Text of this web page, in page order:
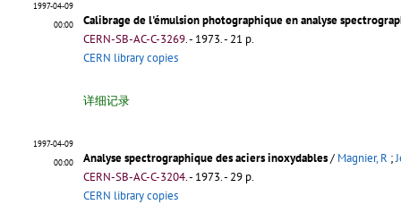
1997-04-09
00:00
Calibrage de l'émulsion photographique en analyse
CERN-SB-AC-C-3269.- 1973. - 21 p.
CERN library copies
详细记录
1997-04-09
00:00
Analyse spectrographique des aciers inoxydables/ Magnier, R ;
CERN-SB-AC-C-3204.- 1973. - 29 p.
CERN library copies